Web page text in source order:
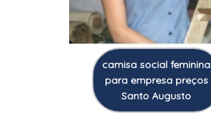
camisa social feminina
para empresa preços
Santo Augusto